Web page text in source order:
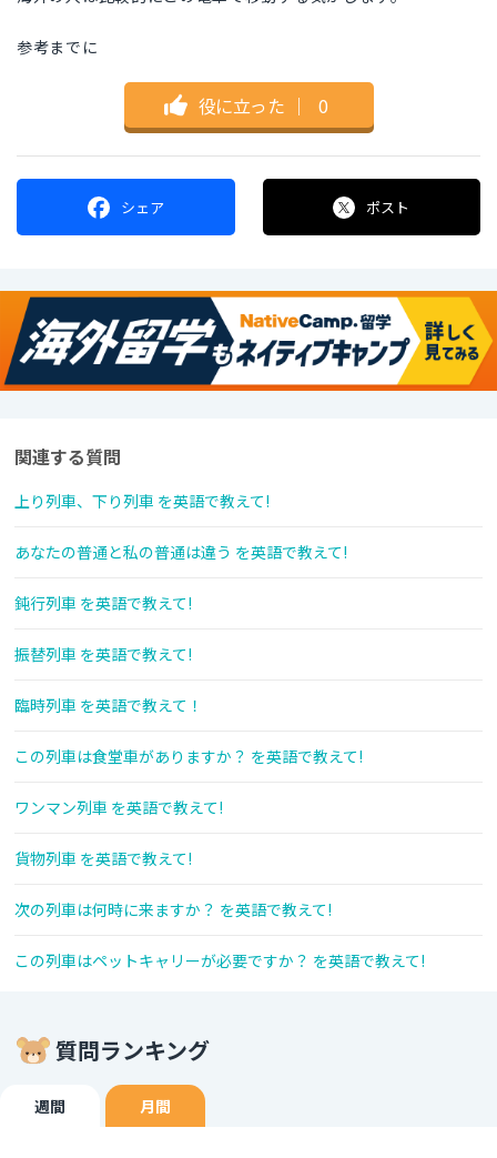
参考までに
役に立った ｜ 0
シェア ポスト
関連する質問
上り列車、下り列車 を英語で教えて!
あなたの普通と私の普通は違う を英語で教えて!
鈍行列車 を英語で教えて!
振替列車 を英語で教えて!
臨時列車 を英語で教えて！
この列車は食堂車がありますか？ を英語で教えて!
ワンマン列車 を英語で教えて!
貨物列車 を英語で教えて!
次の列車は何時に来ますか？ を英語で教えて!
この列車はペットキャリーが必要ですか？ を英語で教えて!
質問ランキング
週間 月間